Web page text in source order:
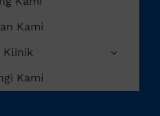
Kami